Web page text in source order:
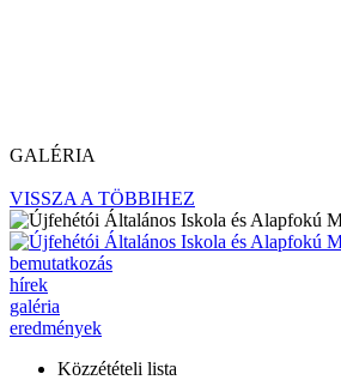
GALÉRIA
VISSZA A TÖBBIHEZ
bemutatkozás
hírek
galéria
eredmények
Közzétételi lista